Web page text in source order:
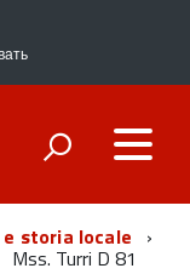
storia locale
Mss. Turri D 81